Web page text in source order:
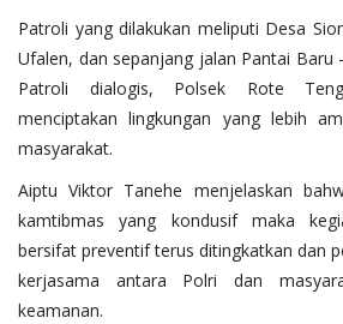
Patroli yang dilakukan meliputi Desa
Ufalen, dan sepanjang jalan Pantai Baru
Patroli dialogis, Polsek Rote
menciptakan lingkungan yang lebih
masyarakat.
Aiptu Viktor Tanehe menjelaskan
kamtibmas yang kondusif maka
bersifat preventif terus ditingkatkan dan
kerjasama antara Polri dan
keamanan.